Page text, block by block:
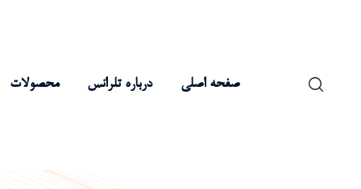
صفحه اصلی درباره تلرانس محصولات